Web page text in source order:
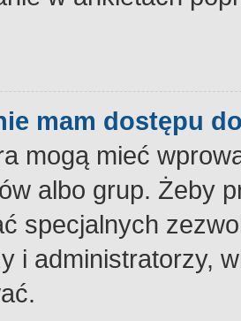
mam dostępu
mogą mieć
albo grup. Żeby
specjalnych
i administratorzy,